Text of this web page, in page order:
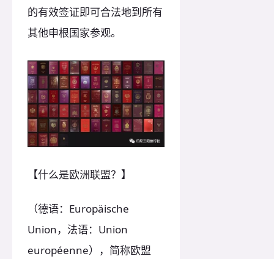
的有效签证即可合法地到所有
其他申根国家参观。
【什么是欧洲联盟？】
（德语：Europäische
Union，法语：Union
européenne），简称欧盟